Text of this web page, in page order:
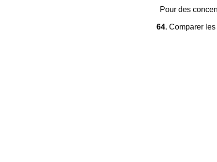
Pour des
64. Comparer